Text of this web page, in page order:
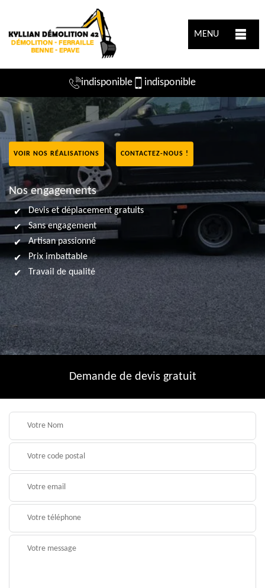
MENU
indisponible indisponible
VOIR NOS RÉALISATIONS CONTACTEZ-NOUS !
Nos engagements
Devis et déplacement gratuits
Sans engagement
Artisan passionné
Prix imbattable
Travail de qualité
Demande de devis gratuit